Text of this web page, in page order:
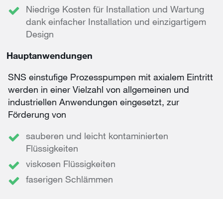
Niedrige Kosten für Installation und Wartung
dank einfacher Installation und einzigartigem
Design
Hauptanwendungen
SNS einstufige Prozesspumpen mit axialem Eintritt
werden in einer Vielzahl von allgemeinen und
industriellen Anwendungen eingesetzt, zur
Förderung von
sauberen und leicht kontaminierten
Flüssigkeiten
viskosen Flüssigkeiten
faserigen Schlämmen